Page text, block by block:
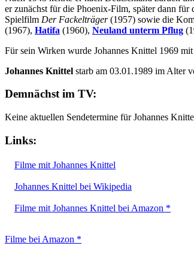
er zunächst für die Phoenix-Film, später dann
Spielfilm Der Fackelträger(1957) sowie die
(1967), Hatifa (1960), Neuland unterm Pflug
Für sein Wirken wurde Johannes Knittel 1969
Johannes Knittel starb am 03.01.1989 im Alter
Demnächst im TV:
Keine aktuellen Sendetermine für Johannes
Links:
Filme mit Johannes Knittel
Johannes Knittel bei Wikipedia
Filme mit Johannes Knittel bei Amazon *
Filme bei Amazon *